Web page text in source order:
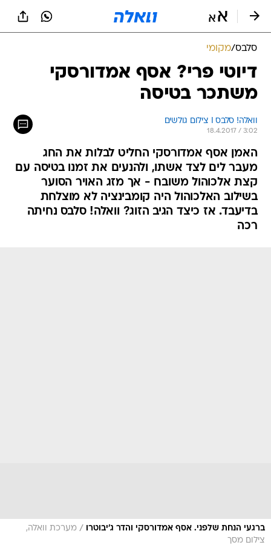
סלבס/מקומי
דיוטי פרי? אסף אמדורסקי
משתכר בטיסה
וואלה! סלבס I צילום גולשים
18.4.2017 / 3:02
האמן אסף אמדורסקי החליט לבלות את החג
מעבר לים לצד אשתו, ולהנעים את זמנו בטיסה עם
קצת אלכוהול משובח - אך מזג האויר הסוער
בשילוב האלכוהול היה קומבינציה לא מוצלחת
בדיעבד. אז כיצד הגיב הזוג? וואלה! סלבס נחיתה
רכה
ברגעי הנחת שלפני. אסף אמדורסקי והדר ג'יבוטרו / מערכת וואלה,
צילום מסך